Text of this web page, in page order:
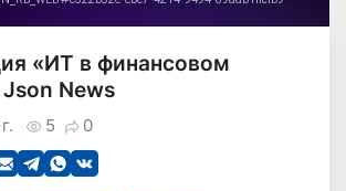
«ИТ в финансовом
News
5 0